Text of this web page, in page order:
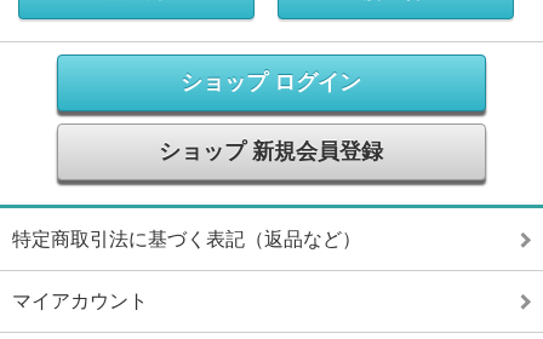
ショップ ログイン
ショップ 新規会員登録
特定商取引法に基づく表記（返品など）
マイアカウント